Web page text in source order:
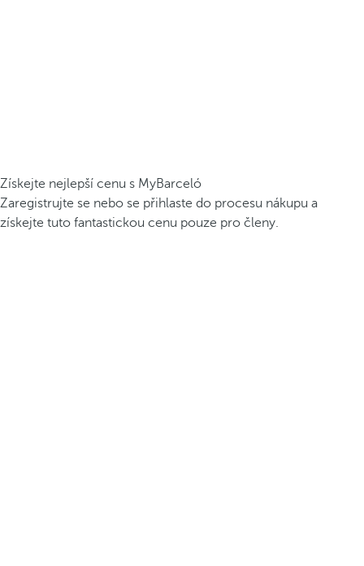
Získejte nejlepší cenu s MyBarceló
Zaregistrujte se nebo se přihlaste do procesu nákupu a
získejte tuto fantastickou cenu pouze pro členy.